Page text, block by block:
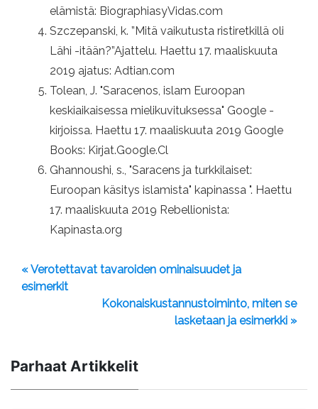
elämistä: BiographiasyVidas.com
Szczepanski, k. ”Mitä vaikutusta ristiretkillä oli
Lähi -itään?”Ajattelu. Haettu 17. maaliskuuta
2019 ajatus: Adtian.com
Tolean, J. "Saracenos, islam Euroopan
keskiaikaisessa mielikuvituksessa" Google -
kirjoissa. Haettu 17. maaliskuuta 2019 Google
Books: Kirjat.Google.Cl
Ghannoushi, s., "Saracens ja turkkilaiset:
Euroopan käsitys islamista" kapinassa ". Haettu
17. maaliskuuta 2019 Rebellionista:
Kapinasta.org
« Verotettavat tavaroiden ominaisuudet ja
esimerkit
Kokonaiskustannustoiminto, miten se
lasketaan ja esimerkki »
Parhaat Artikkelit